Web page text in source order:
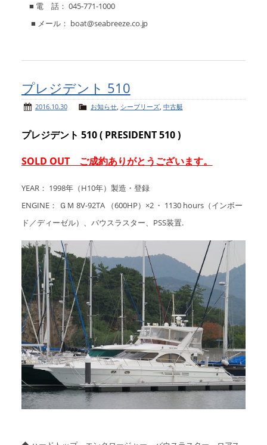
■ 電 話： 045-771-1000
■ メール： boat@seabreeze.co.jp
プレジデント 510
2016.10.30 お知らせ, シーブリーズ, 中古艇
プレジデント 510 ( PRESIDENT 510 )
SOLD OUT ご成約ありがとうございます。
YEAR： 1998年（H10年）製造・登録
ENGINE： ＧＭ 8V-92TA （600HP）×2 ・ 1130 hours（インボー
ド／ディーゼル）、バウスラスター、PSS装置.